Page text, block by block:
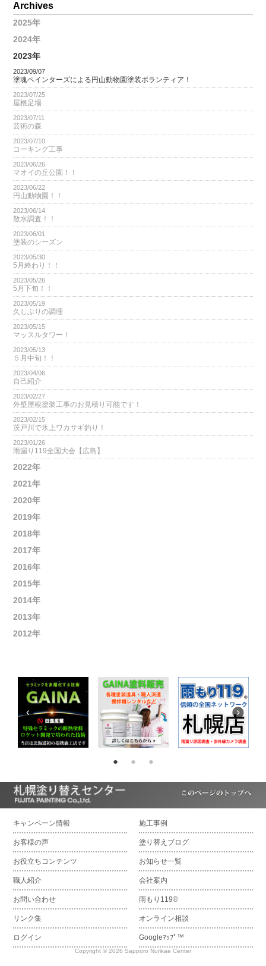
Archives
2025年
2024年
2023年
2023/09/07
塗魂ペインターズによる円山動物園塗装ボランティア！
2023/07/25
屋根足場
2023/07/11
芸術の森
2023/07/10
コーキング工事
2023/06/26
マオイの丘公園！！
2023/06/22
円山動物園！！
2023/06/14
散水調査！！
2023/06/01
塗装のシーズン
2023/05/30
5月終わり！！
2023/05/26
5月下旬！！
2023/05/19
久しぶりの調理
2023/05/15
マッスルタワー！
2023/05/13
５月中旬！！
2023/04/06
自己紹介
2023/02/27
外壁屋根塗装工事のお見積り可能です！
2023/02/15
茨戸川で氷上ワカサギ釣り！
2023/01/26
雨漏り119全国大会【広島】
2022年
2021年
2020年
2019年
2018年
2017年
2016年
2015年
2014年
2013年
2012年
キャンペーン情報
お客様の声
お役立ちコンテンツ
職人紹介
施工事例
塗り替えブログ
お知らせ一覧
会社案内
お問い合わせ
リンク集
ログイン
雨もり119®
オンライン相談
Googleﾏｯﾌﾟ™
Copyright © 2026 Sapporo Nurikae Center